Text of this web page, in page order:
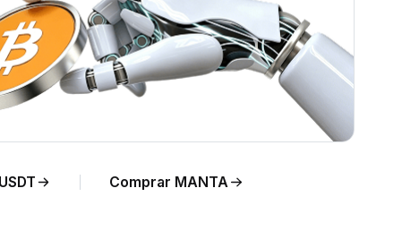
Comprar MANTA